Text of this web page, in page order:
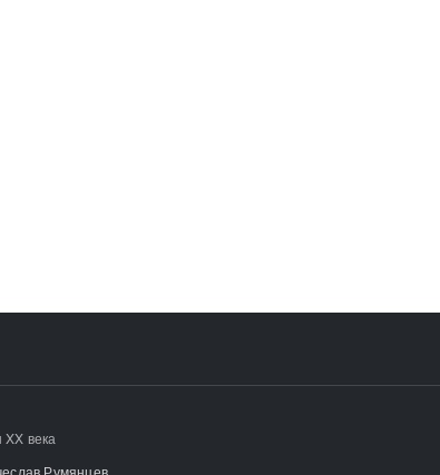
века